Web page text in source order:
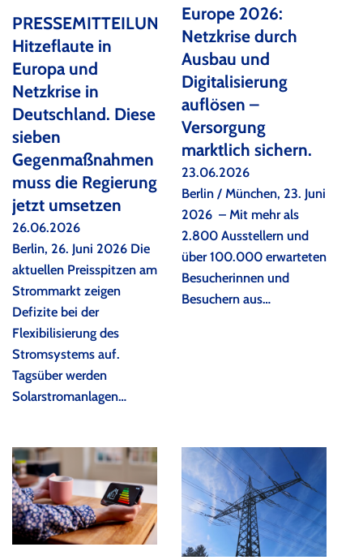
PRESSEMITTEILUNG:
Hitzeflaute in
Europa und
Netzkrise in
Deutschland. Diese
sieben
Gegenmaßnahmen
muss die Regierung
jetzt umsetzen
26.06.2026
Berlin, 26. Juni 2026 Die
aktuellen Preisspitzen am
Strommarkt zeigen
Defizite bei der
Flexibilisierung des
Stromsystems auf.
Tagsüber werden
Solarstromanlagen…
Europe 2026:
Netzkrise durch
Ausbau und
Digitalisierung
auflösen –
Versorgung
marktlich sichern.
23.06.2026
Berlin / München, 23. Juni
2026 – Mit mehr als
2.800 Ausstellern und
über 100.000 erwarteten
Besucherinnen und
Besuchern aus…